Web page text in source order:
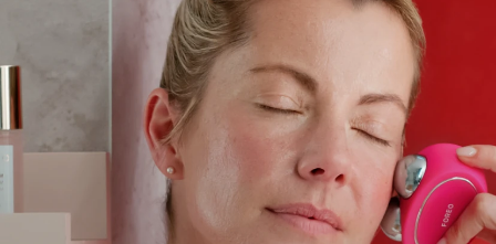
Profilo utente
I miei dispositivi
I miei ordini
I miei indirizzi
I miei abbonamenti
FAQ™ Pure Beauty-Tech Elixir
issa™ Teeth Whitening Set
Deutsch
Español
Italiano
Português
Svenska
Русский
简体中文 繁體中文